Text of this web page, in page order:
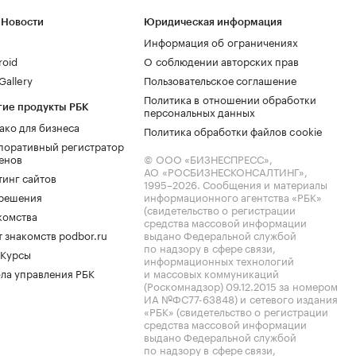
продукты РБК
для бизнеса
регистратор
сайтов
знакомств podbor.ru
управления РБК
Юридическая информация
Информация об ограничениях
О соблюдении авторских прав
Пользовательское соглашение
Политика в отношении обработки
персональных данных
Политика обработки файлов cookie
© ООО «БИЗНЕСПРЕСС»,
АО «РОСБИЗНЕСКОНСАЛТИНГ»,
1995–2026. Сообщения и материалы
информационного агентства «РБК»
(свидетельство о регистрации
средства массовой информации
выдано Федеральной службой
по надзору в сфере связи,
информационных технологий
и массовых коммуникаций
(Роскомнадзор) 09.12.2015 за номером
ИА №ФС77-63848) и сетевого издания
«РБК» (свидетельство о регистрации
средства массовой информации
выдано Федеральной службой
по надзору в сфере связи,